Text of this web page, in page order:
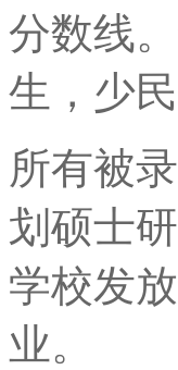
分数线
生，少
所有被
划硕士
学校发
业。